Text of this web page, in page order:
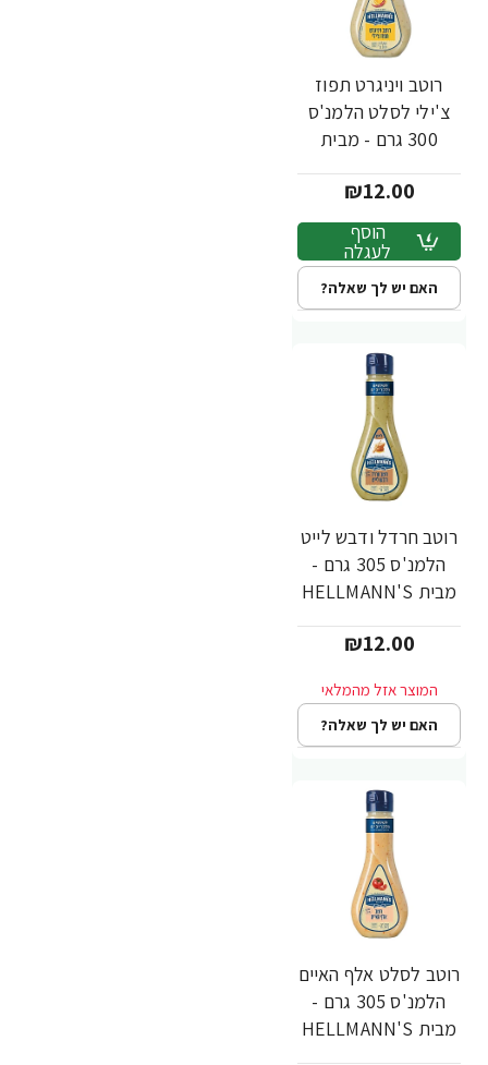
רוטב ויניגרט תפוז
צ'ילי לסלט הלמנ'ס
300 גרם - מבית
₪12.00
הוסף
לעגלה
האם יש לך שאלה?
רוטב חרדל ודבש לייט
הלמנ'ס 305 גרם -
מבית HELLMANN'S
₪12.00
האם יש לך שאלה?
רוטב לסלט אלף האיים
הלמנ'ס 305 גרם -
מבית HELLMANN'S